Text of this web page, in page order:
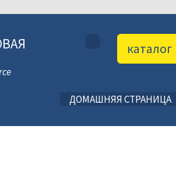
каталог
ДОМАШНЯЯ СТРАНИЦА